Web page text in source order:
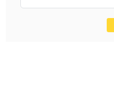
indique que les risques de